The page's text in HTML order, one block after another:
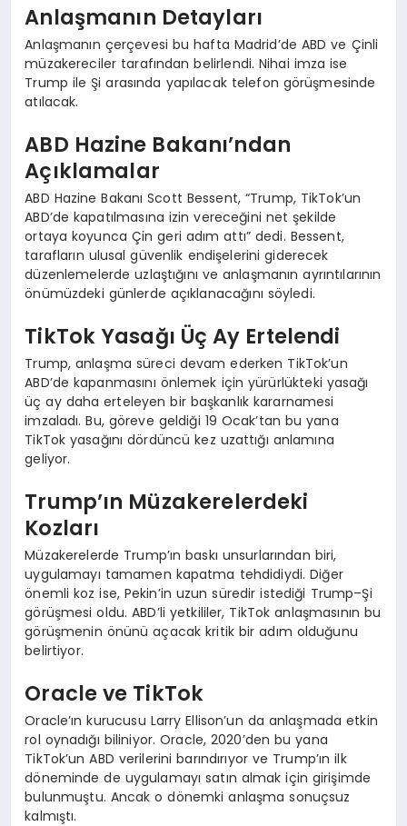
Anlaşmanın Detayları
Anlaşmanın çerçevesi bu hafta Madrid’de ABD ve Çinli
müzakereciler tarafından belirlendi. Nihai imza ise
Trump ile Şi arasında yapılacak telefon görüşmesinde
atılacak.
ABD Hazine Bakanı’ndan
Açıklamalar
ABD Hazine Bakanı Scott Bessent, “Trump, TikTok’un
ABD’de kapatılmasına izin vereceğini net şekilde
ortaya koyunca Çin geri adım attı” dedi. Bessent,
tarafların ulusal güvenlik endişelerini giderecek
düzenlemelerde uzlaştığını ve anlaşmanın ayrıntılarının
önümüzdeki günlerde açıklanacağını söyledi.
TikTok Yasağı Üç Ay Ertelendi
Trump, anlaşma süreci devam ederken TikTok’un
ABD’de kapanmasını önlemek için yürürlükteki yasağı
üç ay daha erteleyen bir başkanlık kararnamesi
imzaladı. Bu, göreve geldiği 19 Ocak’tan bu yana
TikTok yasağını dördüncü kez uzattığı anlamına
geliyor.
Trump’ın Müzakerelerdeki
Kozları
Müzakerelerde Trump’ın baskı unsurlarından biri,
uygulamayı tamamen kapatma tehdidiydi. Diğer
önemli koz ise, Pekin’in uzun süredir istediği Trump–Şi
görüşmesi oldu. ABD’li yetkililer, TikTok anlaşmasının bu
görüşmenin önünü açacak kritik bir adım olduğunu
belirtiyor.
Oracle ve TikTok
Oracle’ın kurucusu Larry Ellison’un da anlaşmada etkin
rol oynadığı biliniyor. Oracle, 2020’den bu yana
TikTok’un ABD verilerini barındırıyor ve Trump’ın ilk
döneminde de uygulamayı satın almak için girişimde
bulunmuştu. Ancak o dönemki anlaşma sonuçsuz
kalmıştı.